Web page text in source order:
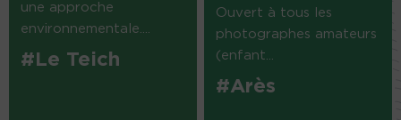
une approche
environnementale....
#Le Teich
Ouvert à tous les
photographes amateurs
(enfant...
#Arès